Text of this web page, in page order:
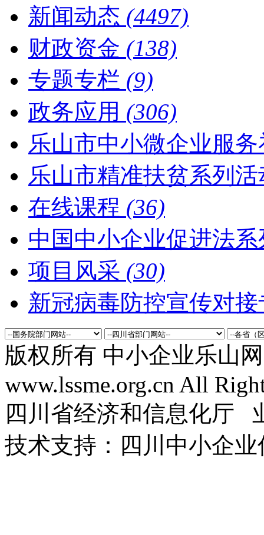
新闻动态 (4497)
财政资金 (138)
专题专栏 (9)
政务应用 (306)
乐山市中小微企业服
乐山市精准扶贫系列
在线课程 (36)
中国中小企业促进法
项目风采 (30)
新冠病毒防控宣传对
版权所有 中小企业乐山
www.lssme.org.cn All
四川省经济和信息化厅
技术支持：四川中小企